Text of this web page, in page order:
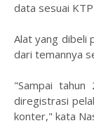
data sesuai
Alat yang dibeli
dari temannya
"Sampai
diregistrasi
konter," kata